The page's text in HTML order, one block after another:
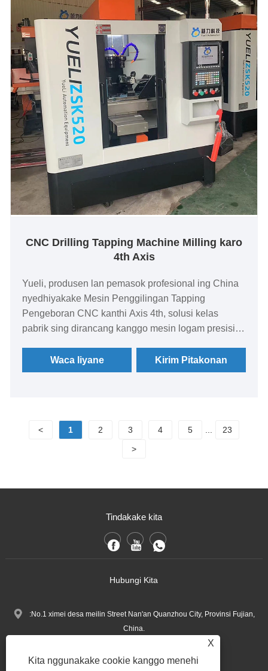
CNC Drilling Tapping Machine Milling karo
4th Axis
Yueli, produsen lan pemasok profesional ing China
nyedhiyakake Mesin Penggilingan Tapping
Pengeboran CNC kanthi Axis 4th, solusi kelas
pabrik sing dirancang kanggo mesin logam presisi,
Waca liyane
Kirim Pitakonan
< 1 2 3 4 5 ...
23
>
Tindakake kita
Hubungi Kita
:No.1 ximei desa meilin Street Nan'an Quanzhou City, Provinsi Fujian,
China.
X
Kita nggunakake cookie kanggo menehi